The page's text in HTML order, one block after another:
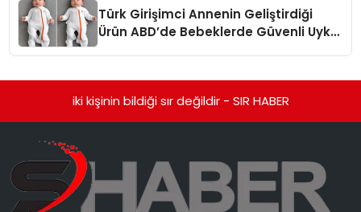
Türk Girişimci Annenin Geliştirdiği
Ürün ABD’de Bebeklerde Güvenli Uyku
iki kişinin bildiği sır değildir - SIR HABER